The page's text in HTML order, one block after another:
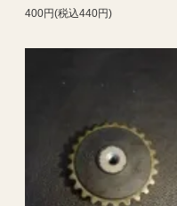
400円(税込440円)